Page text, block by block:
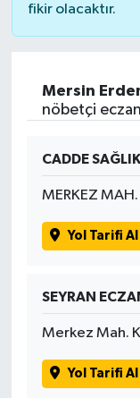
fikir olacaktır.
Mersin
nöbetçi
CADDE
MERKEZ
Yol Tarifi Al
SEYRAN
Merkez Mah.
Yol Tarifi Al